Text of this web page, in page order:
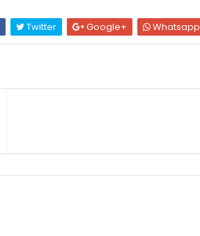
Twitter Google+ Whatsapp